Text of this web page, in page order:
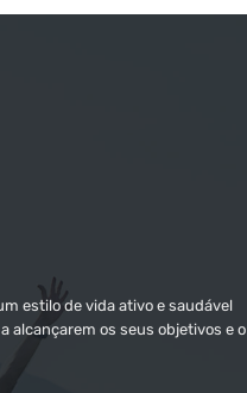
estilo de vida ativo e saudável
alcançarem os seus objetivos e o